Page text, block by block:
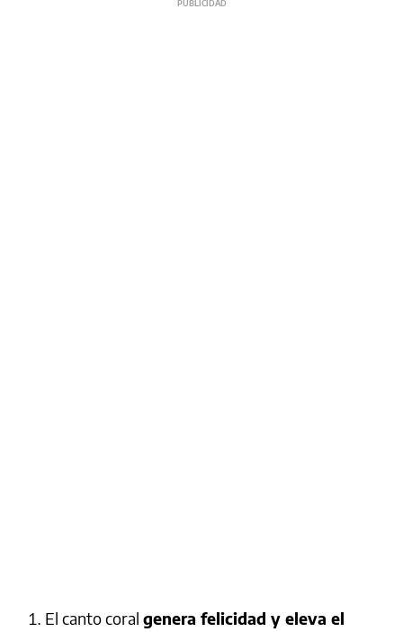
El canto coral genera felicidad y eleva el